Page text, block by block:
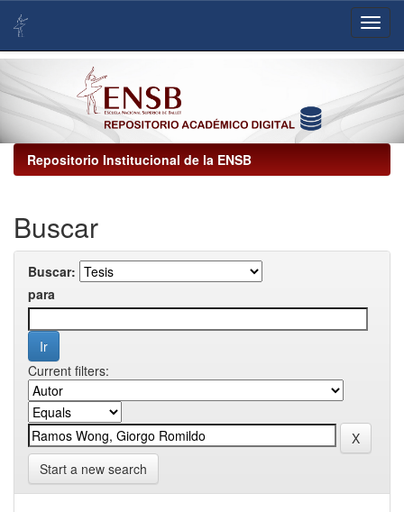
navigation
Repositorio Institucional de la ENSB
Buscar
Buscar:
para
Current filters:
Start a new search